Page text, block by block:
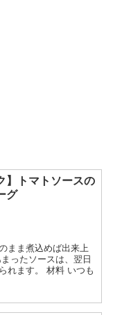
】トマトソースの
グ
まま煮込めば出来上
ったソースは、翌日
れます。 材料 いつも